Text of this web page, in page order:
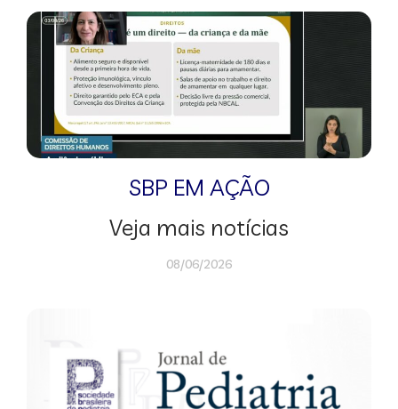
SBP EM AÇÃO
Veja mais notícias
08/06/2026